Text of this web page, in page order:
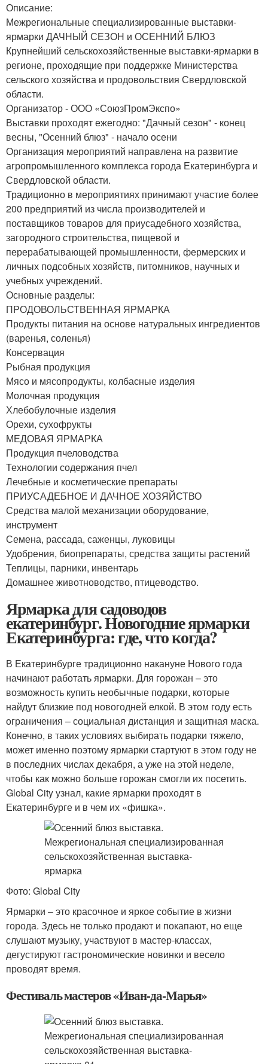
Описание:
Межрегиональные специализированные выставки-
ярмарки ДАЧНЫЙ СЕЗОН и ОСЕННИЙ БЛЮЗ
Крупнейший сельскохозяйственные выставки-ярмарки в
регионе, проходящие при поддержке Министерства
сельского хозяйства и продовольствия Свердловской
области.
Организатор - ООО «СоюзПромЭкспо»
Выставки проходят ежегодно: "Дачный сезон" - конец
весны, "Осенний блюз" - начало осени
Организация мероприятий направлена на развитие
агропромышленного комплекса города Екатеринбурга и
Свердловской области.
Традиционно в мероприятиях принимают участие более
200 предприятий из числа производителей и
поставщиков товаров для приусадебного хозяйства,
загородного строительства, пищевой и
перерабатывающей промышленности, фермерских и
личных подсобных хозяйств, питомников, научных и
учебных учреждений.
Основные разделы:
ПРОДОВОЛЬСТВЕННАЯ ЯРМАРКА
Продукты питания на основе натуральных ингредиентов
(варенья, соленья)
Консервация
Рыбная продукция
Мясо и мясопродукты, колбасные изделия
Молочная продукция
Хлебобулочные изделия
Орехи, сухофрукты
МЕДОВАЯ ЯРМАРКА
Продукция пчеловодства
Технологии содержания пчел
Лечебные и косметические препараты
ПРИУСАДЕБНОЕ И ДАЧНОЕ ХОЗЯЙСТВО
Средства малой механизации оборудование,
инструмент
Семена, рассада, саженцы, луковицы
Удобрения, биопрепараты, средства защиты растений
Теплицы, парники, инвентарь
Домашнее животноводство, птицеводство.
Ярмарка для садоводов
екатеринбург. Новогодние ярмарки
Екатеринбурга: где, что когда?
В Екатеринбурге традиционно накануне Нового года
начинают работать ярмарки. Для горожан – это
возможность купить необычные подарки, которые
найдут близкие под новогодней елкой. В этом году есть
ограничения – социальная дистанция и защитная маска.
Конечно, в таких условиях выбирать подарки тяжело,
может именно поэтому ярмарки стартуют в этом году не
в последних числах декабря, а уже на этой неделе,
чтобы как можно больше горожан смогли их посетить.
Global City узнал, какие ярмарки проходят в
Екатеринбурге и в чем их «фишка».
Фото: Global City
Ярмарки – это красочное и яркое событие в жизни
города. Здесь не только продают и покапают, но еще
слушают музыку, участвуют в мастер-классах,
дегустируют гастрономические новинки и весело
проводят время.
Фестиваль мастеров «Иван-да-Марья»